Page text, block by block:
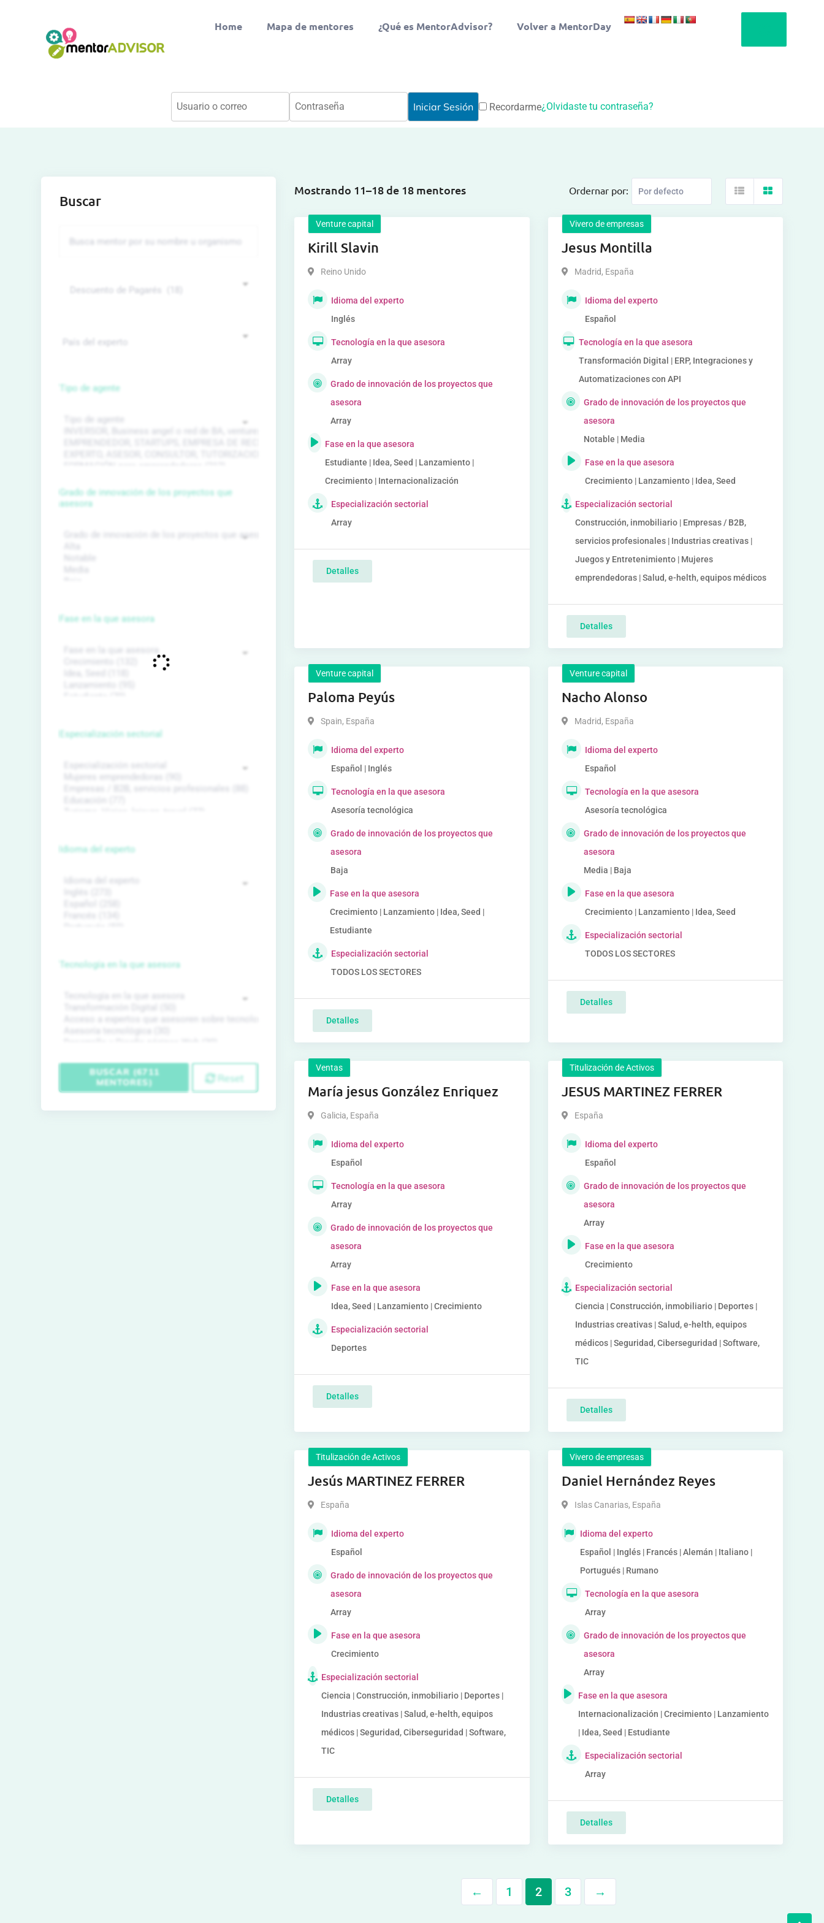
Home Mapa de mentores ¿Qué es MentorAdvisor? Volver a MentorDay
Recordarme¿Olvidaste tu contraseña?
Mostrando 11–18 de 18 mentores Ordernar por:
Venture capital
Kirill Slavin
Reino Unido
Idioma del experto
Inglés
Tecnología en la que asesora
Array
Grado de innovación de los proyectos que
asesora
Array
Fase en la que asesora
Estudiante | Idea, Seed | Lanzamiento |
Crecimiento | Internacionalización
Especialización sectorial
Array
Detalles
Vivero de empresas
Jesus Montilla
Madrid, España
Idioma del experto
Español
Tecnología en la que asesora
Transformación Digital | ERP, Integraciones y
Automatizaciones con API
Grado de innovación de los proyectos que
asesora
Notable | Media
Fase en la que asesora
Crecimiento | Lanzamiento | Idea, Seed
Especialización sectorial
Construcción, inmobiliario | Empresas / B2B,
servicios profesionales | Industrias creativas |
Juegos y Entretenimiento | Mujeres
emprendedoras | Salud, e-helth, equipos médicos
Detalles
Venture capital
Paloma Peyús
Spain, España
Idioma del experto
Español | Inglés
Tecnología en la que asesora
Asesoría tecnológica
Grado de innovación de los proyectos que
asesora
Baja
Fase en la que asesora
Crecimiento | Lanzamiento | Idea, Seed |
Estudiante
Especialización sectorial
TODOS LOS SECTORES
Detalles
Venture capital
Nacho Alonso
Madrid, España
Idioma del experto
Español
Tecnología en la que asesora
Asesoría tecnológica
Grado de innovación de los proyectos que
asesora
Media | Baja
Fase en la que asesora
Crecimiento | Lanzamiento | Idea, Seed
Especialización sectorial
TODOS LOS SECTORES
Detalles
Ventas
María jesus González Enriquez
Galicia, España
Idioma del experto
Español
Tecnología en la que asesora
Array
Grado de innovación de los proyectos que
asesora
Array
Fase en la que asesora
Idea, Seed | Lanzamiento | Crecimiento
Especialización sectorial
Deportes
Detalles
Titulización de Activos
JESUS MARTINEZ FERRER
España
Idioma del experto
Español
Grado de innovación de los proyectos que
asesora
Array
Fase en la que asesora
Crecimiento
Especialización sectorial
Ciencia | Construcción, inmobiliario | Deportes |
Industrias creativas | Salud, e-helth, equipos
médicos | Seguridad, Ciberseguridad | Software,
TIC
Detalles
Titulización de Activos
Jesús MARTINEZ FERRER
España
Idioma del experto
Español
Grado de innovación de los proyectos que
asesora
Array
Fase en la que asesora
Crecimiento
Especialización sectorial
Ciencia | Construcción, inmobiliario | Deportes |
Industrias creativas | Salud, e-helth, equipos
médicos | Seguridad, Ciberseguridad | Software,
TIC
Detalles
Vivero de empresas
Daniel Hernández Reyes
Islas Canarias, España
Idioma del experto
Español | Inglés | Francés | Alemán | Italiano |
Portugués | Rumano
Tecnología en la que asesora
Array
Grado de innovación de los proyectos que
asesora
Array
Fase en la que asesora
Internacionalización | Crecimiento | Lanzamiento
| Idea, Seed | Estudiante
Especialización sectorial
Array
Detalles
← 1 2 3 →
Buscar
Tipo de agente
Grado de innovación de los proyectos que
asesora
Fase en la que asesora
Especialización sectorial
Idioma del experto
Tecnología en la que asesora
BUSCAR (6711
MENTORES)
Reset